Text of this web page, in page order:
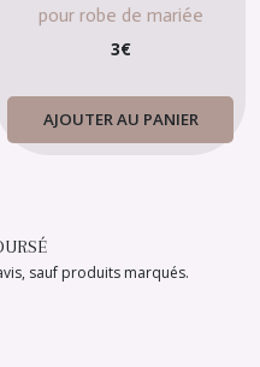
pour robe de mariée
3€
AJOUTER AU PANIER
sauf produits marqués.